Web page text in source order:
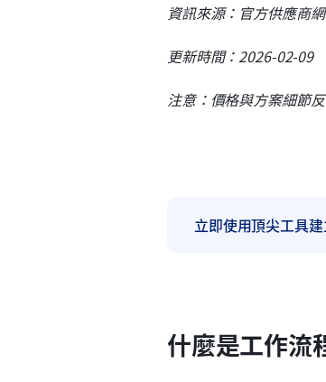
資訊來源：官方供應商
更新時間：2026-02-09
注意：價格與方案細節
立即使用頂尖工具
什麼是工作流